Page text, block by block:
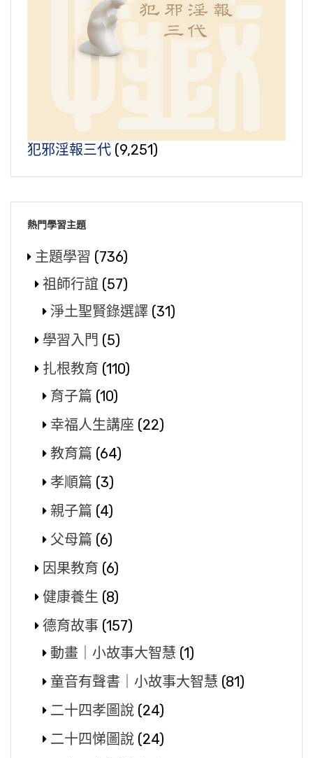
犯邪淫報三代 (9,251)
熱門學習主題
主題學習 (736)
祖師行誼 (57)
淨土聖賢錄選譯 (31)
學習入門 (5)
扎根教育 (110)
育子篇 (10)
幸福人生講座 (22)
教育篇 (64)
孝順篇 (3)
親子篇 (4)
父母篇 (6)
因果教育 (6)
健康養生 (8)
德育故事 (157)
動畫｜小故事大智慧 (1)
童音有聲書｜小故事大智慧 (81)
二十四孝圖說 (24)
二十四悌圖說 (24)